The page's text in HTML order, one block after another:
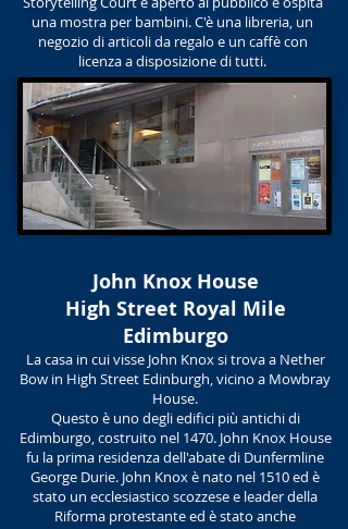
una mostra per bambini. C'è una libreria, un
negozio di articoli da regalo e un caffè con
licenza a disposizione di tutti.
John Knox House
High Street Royal Mile
Edimburgo
La casa in cui visse John Knox si trova a Nether
Bow in High Street Edinburgh, vicino a Mowbray
House.
Questo è uno degli edifici più antichi di
Edimburgo, costruito nel 1470. John Knox House
fu la prima residenza dell'abate di Dunfermline
George Durie. John Knox è nato nel 1510 ed è
stato un ecclesiastico scozzese e leader della
Riforma protestante ed è stato anche